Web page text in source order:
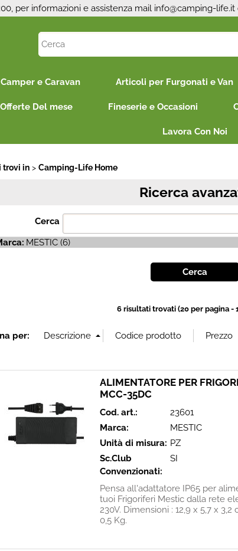
per informazioni e assistenza mail info@camping-life.it
e Caravan Articoli per Furgonati e Van
Offerte Del mese Fineserie e Occasioni
Lavora Con Noi
trovi in Camping-Life Home
Ricerca
Cerca
MESTIC (6)
6 risultati trovati (20 per pagina -
per:
ALIMENTATORE PER
MCC-35DC
Cod. art.:
23601
Marca:
MESTIC
Unità di misura: PZ
Sc.Club
Convenzionati:
SI
Pensa all'adattatore IP65 per
tuoi Frigoriferi Mestic dalla rete
230V. Dimensioni : 12,9 x 5,7 x 3,2
0,5 Kg.